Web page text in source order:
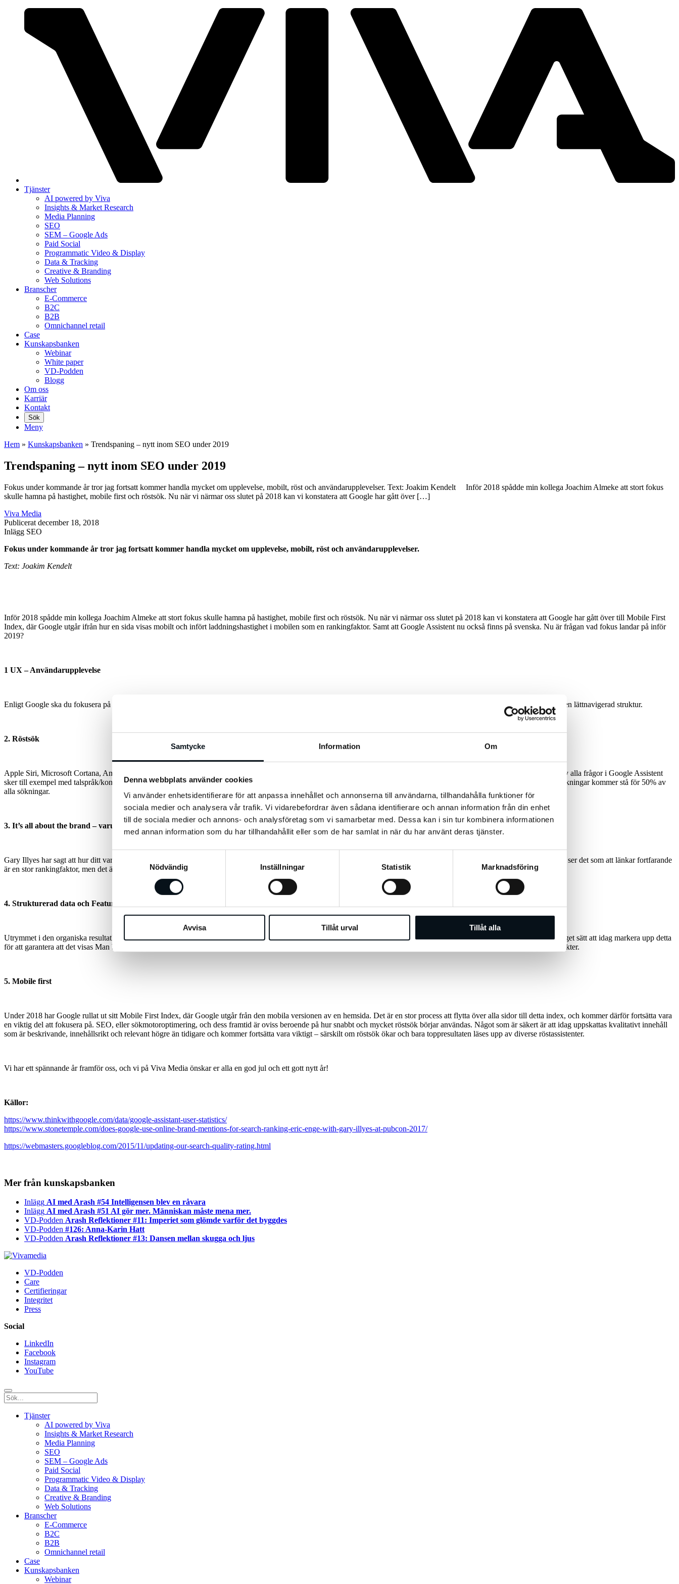
Samtycke Information Om
Denna webbplats använder cookies
Vi använder enhetsidentifierare för att anpassa innehållet och annonserna till användarna, tillhandahålla funktioner för
sociala medier och analysera vår trafik. Vi vidarebefordrar även sådana identifierare och annan information från din enhet
till de sociala medier och annons- och analysföretag som vi samarbetar med. Dessa kan i sin tur kombinera informationen
med annan information som du har tillhandahållit eller som de har samlat in när du har använt deras tjänster.
Nödvändig
Inställningar Statistik Marknadsföring
Avvisa Tillåt urval Tillåt alla
Tjänster
AI powered by Viva
Insights & Market Research
Media Planning
SEO
SEM – Google Ads
Paid Social
Programmatic Video & Display
Data & Tracking
Creative & Branding
Web Solutions
Branscher
E-Commerce
B2C
B2B
Omnichannel retail
Case
Kunskaps­banken
Webinar
White paper
VD-Podden
Blogg
Om oss
Karriär
Kontakt
Sök
Meny
Hem » Kunskaps­banken » Trendspaning – nytt inom SEO under 2019
Trendspaning – nytt inom SEO under 2019
Fokus under kommande år tror jag fortsatt kommer handla mycket om upplevelse, mobilt, röst och användarupplevelser. Text: Joakim Kendelt Inför 2018 spådde min kollega Joachim Almeke att stort fokus
skulle hamna på hastighet, mobile first och röstsök. Nu när vi närmar oss slutet på 2018 kan vi konstatera att Google har gått över […]
Viva Media
Publicerat december 18, 2018
Inlägg SEO
Fokus under kommande år tror jag fortsatt kommer handla mycket om upplevelse, mobilt, röst och användarupplevelser.
Text: Joakim Kendelt
Inför 2018 spådde min kollega Joachim Almeke att stort fokus skulle hamna på hastighet, mobile first och röstsök. Nu när vi närmar oss slutet på 2018 kan vi konstatera att Google har gått över till Mobile First
Index, där Google utgår ifrån hur en sida visas mobilt och infört laddningshastighet i mobilen som en rankingfaktor. Samt att Google Assistent nu också finns på svenska. Nu är frågan vad fokus landar på inför
2019?
1 UX – Användarupplevelse
Enligt Google ska du fokusera på användaren så löser sig allt annat också. Några praktiska tips när man börjar jobba för är att få en snabb sida/upplevelse är tydligt innehåll och en lättnavigerad struktur.
2. Röstsök
Apple Siri, Microsoft Cortana, Amazon Alexa, Samsung Bixby och Google Assistant. Det finns nu ett antal röstassistenter på marknaden och de blir allt mer sofistikerade.70% av alla frågor i Google Assistent
sker till exempel med talspråk/konversation. Nu har Google Assistent och Google Home funnits på svenska marknaden under några månader och till 2020 spår Google att röstsökningar kommer stå för 50% av
alla sökningar.
3. It’s all about the brand – varumärke som en rankingfaktor
Gary Illyes har sagt att hur ditt varumärke nämns på internet spelar roll för Google. Även i Google Quality Raters Guidelines nämns att ett gott rykte har positiva effekter. Många ser det som att länkar fortfarande
är en stor rankingfaktor, men det är kanske inte alltid möjligt att få sin sida länkad, men att bli omnämnd i ett positivt sammanhang bidrar som en positiv faktor till rankingen.
4. Strukturerad data och Featured snippets / Utvalda utdrag i sökresultatet
Utrymmet i den organiska resultatlistan minskar allt mer och därför bör man ta så mycket utrymme man kan för att synas och hjälpa/vägleda en besökare till sin sida. Det finns inget sätt att idag markera upp detta
för att garantera att det visas Man bör dock jobba med strukturerad data, ha en tydlig och beskrivande ingress, tydlig rubrikstruktur och använd listor för att lyfta fram viktiga punkter.
5. Mobile first
Under 2018 har Google rullat ut sitt Mobile First Index, där Google utgår från den mobila versionen av en hemsida. Det är en stor process att flytta över alla sidor till detta index, och kommer därför fortsätta vara
en viktig del att fokusera på. SEO, eller sökmotoroptimering, och dess framtid är oviss beroende på hur snabbt och mycket röstsök börjar användas. Något som är säkert är att idag uppskattas kvalitativt innehåll
som är beskrivande, innehållsrikt och relevant högre än tidigare och kommer fortsätta vara viktigt – särskilt om röstsök ökar och bara toppresultaten läses upp av diverse röstassistenter.
Vi har ett spännande år framför oss, och vi på Viva Media önskar er alla en god jul och ett gott nytt år!
Källor:
https://www.thinkwithgoogle.com/data/google-assistant-user-statistics/
https://www.stonetemple.com/does-google-use-online-brand-mentions-for-search-ranking-eric-enge-with-gary-illyes-at-pubcon-2017/
https://webmasters.googleblog.com/2015/11/updating-our-search-quality-rating.html
Mer från kunskapsbanken
Inlägg AI med Arash #54 Intelligensen blev en råvara
Inlägg AI med Arash #51 AI gör mer. Människan måste mena mer.
VD-Podden Arash Reflektioner #11: Imperiet som glömde varför det byggdes
VD-Podden #126: Anna-Karin Hatt
VD-Podden Arash Reflektioner #13: Dansen mellan skugga och ljus
VD-Podden
Care
Certifieringar
Integritet
Press
Social
LinkedIn
Facebook
Instagram
YouTube
Tjänster
AI powered by Viva
Insights & Market Research
Media Planning
SEO
SEM – Google Ads
Paid Social
Programmatic Video & Display
Data & Tracking
Creative & Branding
Web Solutions
Branscher
E-Commerce
B2C
B2B
Omnichannel retail
Case
Kunskaps­banken
Webinar